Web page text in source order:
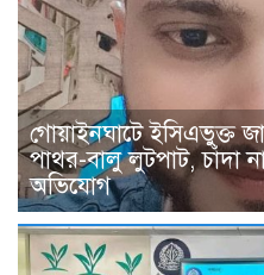
গোয়াইনঘাটে ইসিএভুক্ত
পাথর-বালু লুটপাট, চাঁদা
অভিযোগ